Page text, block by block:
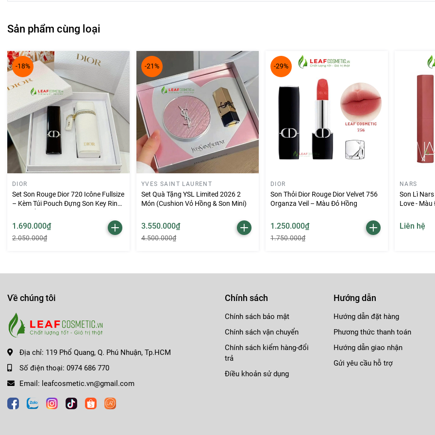
3. Sắc đỏ cam rực rỡ:
Màu đỏ cam tươi sáng, phù hợp với mọi tông da, mang lại vẻ ngoài tràn đầy sức sống.
Hoàn hảo cho mọi dịp, từ đi làm, đi chơi, đến các sự kiện quan trọng.
4. Bền màu, lên màu chuẩn:
Chỉ cần một lần thoa, son đã lên màu đều và chuẩn xác.
Độ bám màu tốt, giữ được sự tươi tắn suốt nhiều giờ.
Sản phẩm cùng loại
-18%
DIOR
Set Son Rouge Dior 720 Icône Fullsize
– Kèm Túi Pouch Đựng Son Key Ring
1.690.000₫
2.050.000₫
-21%
YVES SAINT LAURENT
Set Quà Tặng YSL Limited 2026 2
Món (Cushion Vỏ Hồng & Son Mini)
3.550.000₫
4.500.000₫
-29%
DIOR
Son Thỏi Dior Rouge Dior Velvet 756
Organza Veil – Màu Đỏ Hồng
1.250.000₫
1.750.000₫
NARS
Son Lì
Love -
Liên hệ
Về chúng tôi
Địa chỉ: 119 Phổ Quang, Q. Phú Nhuận, Tp.HCM
Số điện thoại: 0974 686 770
Email: leafcosmetic.vn@gmail.com
Chính sách
Chính sách bảo mật
Chính sách vận chuyển
Chính sách kiểm hàng-đổi
trả
Điều khoản sử dụng
Hướng dẫn
Hướng dẫn đặt hàng
Phương thức thanh toán
Hướng dẫn giao nhận
Gửi yêu cầu hỗ trợ